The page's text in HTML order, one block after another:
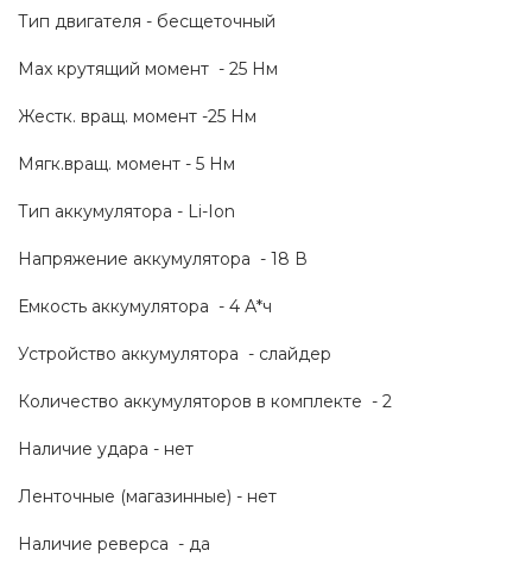
Тип двигателя - бесщеточный
Max крутящий момент  - 25 Нм
Жестк. вращ. момент -25 Нм
Мягк.вращ. момент - 5 Нм
Тип аккумулятора - Li-Ion
Напряжение аккумулятора  - 18 В
Емкость аккумулятора  - 4 А*ч
Устройство аккумулятора  - слайдер
Количество аккумуляторов в комплекте  - 2
Наличие удара - нет
Ленточные (магазинные) - нет
Наличие реверса  - да